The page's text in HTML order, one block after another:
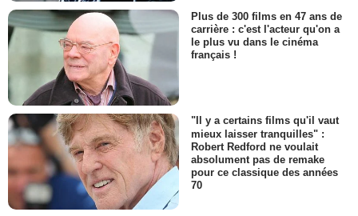
Plus de 300 films en 47 ans de
carrière : c'est l'acteur qu'on a
le plus vu dans le cinéma
français !
"Il y a certains films qu'il vaut
mieux laisser tranquilles" :
Robert Redford ne voulait
absolument pas de remake
pour ce classique des années
70